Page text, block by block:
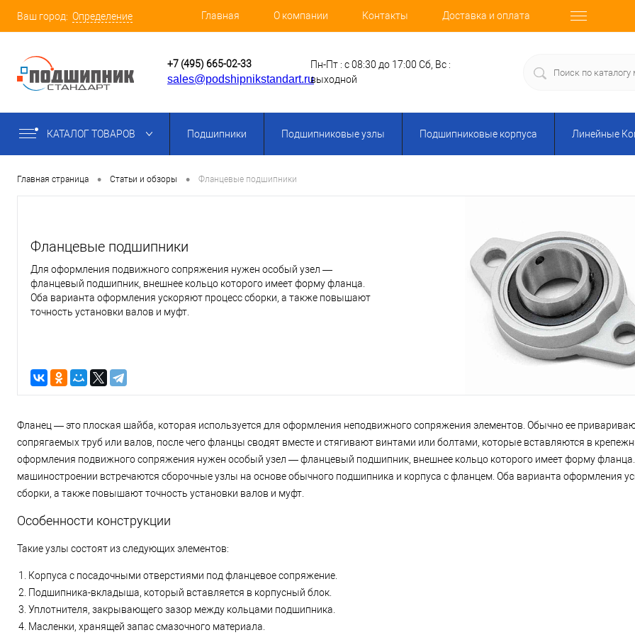
Ваш город: Определение Главная О компании Контакты Доставка и оплата
+7 (495) 665-02-33
sales@podshipnikstandart.ru
Пн-Пт : с 08:30 до 17:00 Сб, Вс :
выходной
КАТАЛОГ ТОВАРОВ Подшипники Подшипниковые узлы Подшипниковые корпуса Линейные
Главная страница • Статьи и обзоры • Фланцевые подшипники
Фланцевые подшипники
Для оформления подвижного сопряжения нужен особый узел —
фланцевый подшипник, внешнее кольцо которого имеет форму фланца.
Оба варианта оформления ускоряют процесс сборки, а также повышают
точность установки валов и муфт.
Фланец — это плоская шайба, которая используется для оформления неподвижного сопряжения элементов. Обычно ее
сопрягаемых труб или валов, после чего фланцы сводят вместе и стягивают винтами или болтами, которые вставляются в
оформления подвижного сопряжения нужен особый узел — фланцевый подшипник, внешнее кольцо которого имеет форму фланца.
машиностроении встречаются сборочные узлы на основе обычного подшипника и корпуса с фланцем. Оба варианта оформления
сборки, а также повышают точность установки валов и муфт.
Особенности конструкции
Такие узлы состоят из следующих элементов:
Корпуса с посадочными отверстиями под фланцевое сопряжение.
Подшипника-вкладыша, который вставляется в корпусный блок.
Уплотнителя, закрывающего зазор между кольцами подшипника.
Масленки, хранящей запас смазочного материала.